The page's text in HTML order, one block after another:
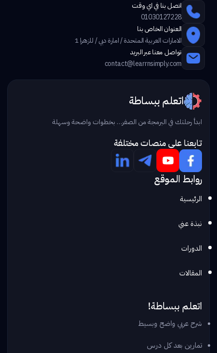
اتصل بنا في اي وقت
01030127228
العنوان الخاص بنا
الامارات العربية المتحدة / امارة دبي / للزهرا 1
تواصل معنا عبر البريد
contact@learrnsimply.com
اتعلم ببساطة
ابدأ رحلتك في البرمجة من الصفر… بخطوات واضحة وسهلة
تابعنا علي منصات مختلفة
روابط الموقع
الرئيسية
نبذة عني
الدورات
المقالات
اتعلم ببساطة!
شرح عربي واضح وبسيط
تمارين بعد كل درس